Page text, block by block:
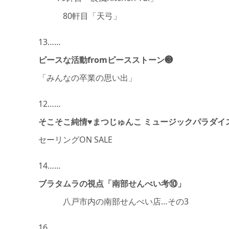
80軒目「天弓」
13……
ピースな活動fromピースストーン❸
「みんなの卒業の思い出」
12……
そこそこ純情♥︎まつじゅんこ ミュージックパラダイ
セーリングON SALE
14……
ブラタムラの視点「南部せんべい考⑩」
八戸市内の南部せんべい店…その3